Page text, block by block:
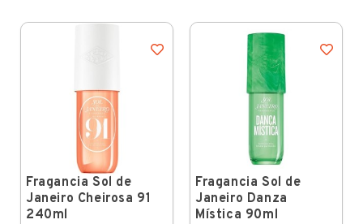
Fragancia Sol de
Janeiro Cheirosa 91
240ml
Fragancia Sol de
Janeiro Danza
Mística 90ml